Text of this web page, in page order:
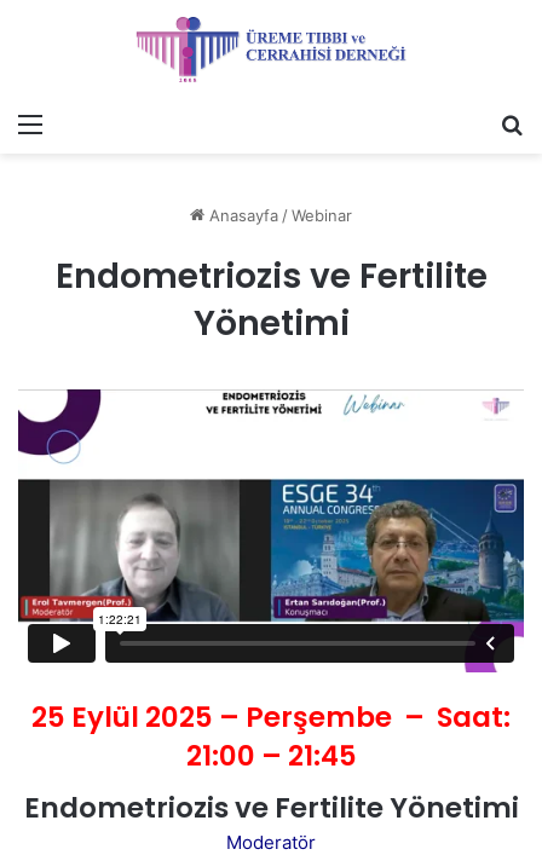
Menü
Anasayfa/Webinar
Endometriozis ve Fertilite
Yönetimi
25 Eylül 2025 – Perşembe – Saat:
21:00 – 21:45
Endometriozis ve Fertilite Yönetimi
Moderatör